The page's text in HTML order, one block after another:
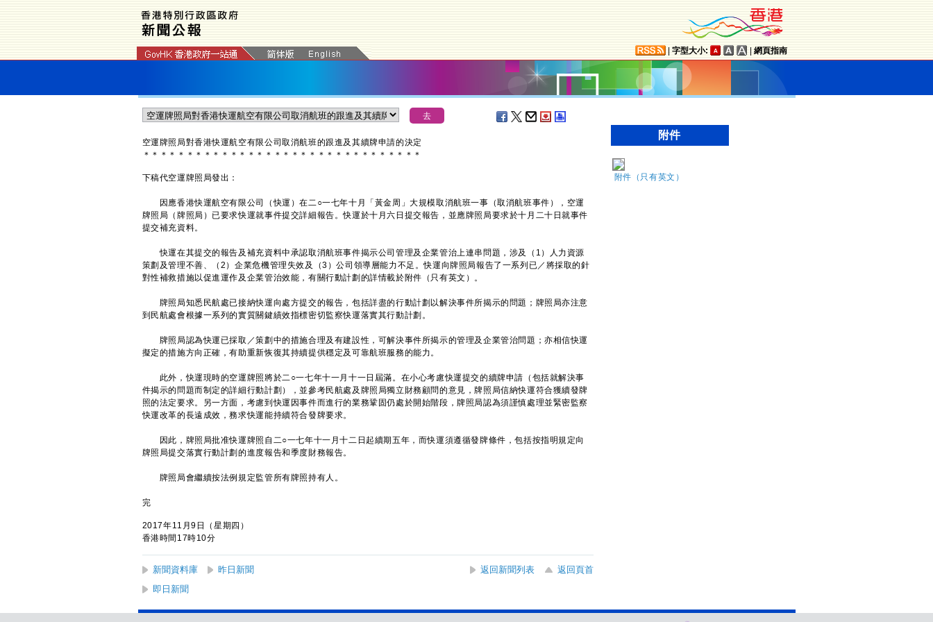
字型大小: 網頁指南
空運牌照局對香港快運航空有限公司取消航班的跟進及其續牌申請的決定
＊ ＊ ＊ ＊ ＊ ＊ ＊ ＊ ＊ ＊ ＊ ＊ ＊ ＊ ＊ ＊ ＊ ＊ ＊ ＊ ＊ ＊ ＊ ＊ ＊ ＊ ＊ ＊ ＊ ＊ ＊ ＊
下稿代空運牌照局發出：
因應香港快運航空有限公司（快運）在二○一七年十月「黃金周」大規模取消航班一事（取消航班事件），空運
牌照局（牌照局）已要求快運就事件提交詳細報告。快運於十月六日提交報告，並應牌照局要求於十月二十日就事件
提交補充資料。
快運在其提交的報告及補充資料中承認取消航班事件揭示公司管理及企業管治上連串問題，涉及（1）人力資源
策劃及管理不善、（2）企業危機管理失效及（3）公司領導層能力不足。快運向牌照局報告了一系列已／將採取的針
對性補救措施以促進運作及企業管治效能，有關行動計劃的詳情載於附件（只有英文）。
牌照局知悉民航處已接納快運向處方提交的報告，包括詳盡的行動計劃以解決事件所揭示的問題；牌照局亦注意
到民航處會根據一系列的實質關鍵績效指標密切監察快運落實其行動計劃。
牌照局認為快運已採取／策劃中的措施合理及有建設性，可解決事件所揭示的管理及企業管治問題；亦相信快運
擬定的措施方向正確，有助重新恢復其持續提供穩定及可靠航班服務的能力。
此外，快運現時的空運牌照將於二○一七年十一月十一日屆滿。在小心考慮快運提交的續牌申請（包括就解決事
件揭示的問題而制定的詳細行動計劃），並參考民航處及牌照局獨立財務顧問的意見，牌照局信納快運符合獲續發牌
照的法定要求。另一方面，考慮到快運因事件而進行的業務鞏固仍處於開始階段，牌照局認為須謹慎處理並緊密監察
快運改革的長遠成效，務求快運能持續符合發牌要求。
因此，牌照局批准快運牌照自二○一七年十一月十二日起續期五年，而快運須遵循發牌條件，包括按指明規定向
牌照局提交落實行動計劃的進度報告和季度財務報告。
牌照局會繼續按法例規定監管所有牌照持有人。
完
2017年11月9日（星期四）
香港時間17時10分
新聞資料庫 昨日新聞 返回新聞列表
返回頁首
即日新聞
附件
附件（只有英文）